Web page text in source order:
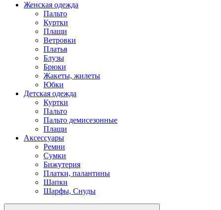
Женская одежда
Пальто
Куртки
Плащи
Ветровки
Платья
Блузы
Брюки
Жакеты, жилеты
Юбки
Детская одежда
Куртки
Пальто
Пальто демисезонные
Плащи
Аксессуары
Ремни
Сумки
Бижутерия
Платки, палантины
Шапки
Шарфы, Снуды